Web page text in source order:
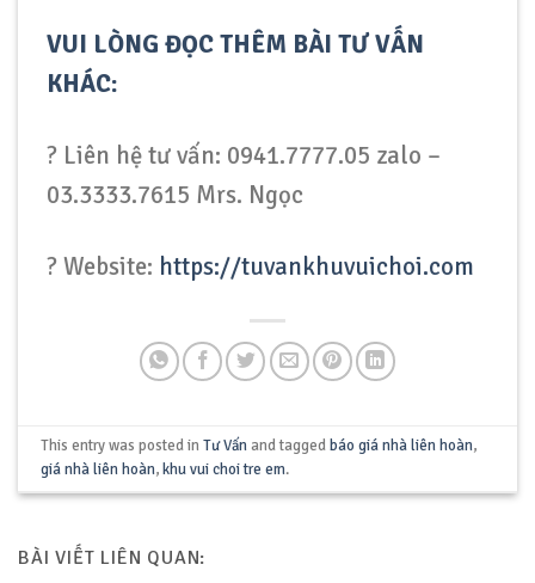
VUI LÒNG ĐỌC THÊM BÀI TƯ VẤN
KHÁC:
? Liên hệ tư vấn: 0941.7777.05 zalo –
03.3333.7615 Mrs. Ngọc
? Website: https://tuvankhuvuichoi.com
This entry was posted inTư Vấnand taggedbáo giá nhà liên hoàn,
giá nhà liên hoàn,khu vui choi tre em.
BÀI VIẾT LIÊN QUAN: